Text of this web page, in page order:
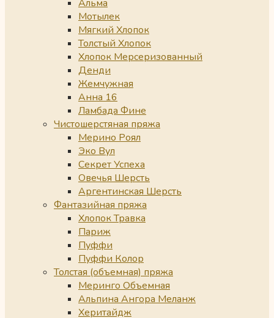
Альма
Мотылек
Мягкий Хлопок
Толстый Хлопок
Хлопок Мерсеризованный
Денди
Жемчужная
Анна 16
Ламбада Фине
Чистошерстяная пряжа
Мерино Роял
Эко Вул
Секрет Успеха
Овечья Шерсть
Аргентинская Шерсть
Фантазийная пряжа
Хлопок Травка
Париж
Пуффи
Пуффи Колор
Толстая (объемная) пряжа
Меринго Объемная
Альпина Ангора Меланж
Херитайдж